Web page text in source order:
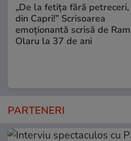
„De la fetița fără
din Capri!” Scrisoarea
emoționantă scrisă de
Olaru la 37 de ani
PARTENERI